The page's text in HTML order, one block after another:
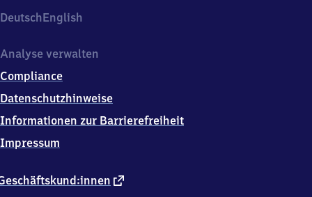
DeutschEnglish
externer
Analyse verwalten
Compliance
Datenschutzhinweise
Informationen zur Barrierefreiheit
Impressum